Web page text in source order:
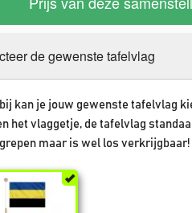
de gewenste tafelvlag
kan je jouw gewenste tafelvlag
het vlaggetje, de tafelvlag
maar is wel los verkrijgbaar!